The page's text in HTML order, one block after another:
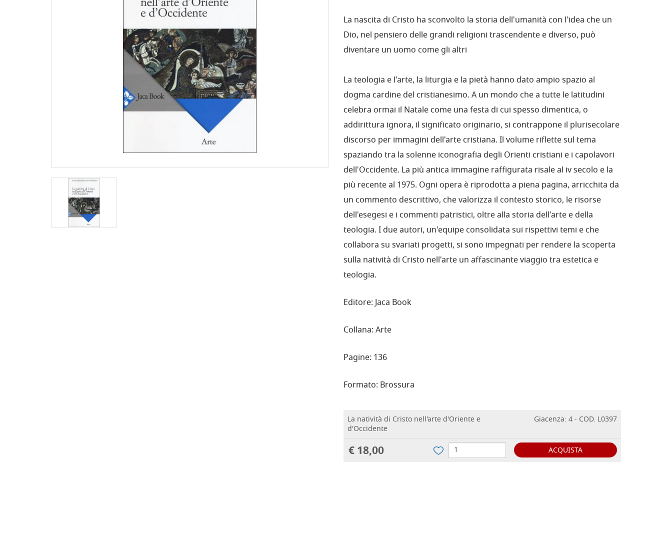
La nascita di Cristo ha sconvolto la storia dell'umanità con l'idea che un
Dio, nel pensiero delle grandi religioni trascendente e diverso, può
diventare un uomo come gli altri
La teologia e l'arte, la liturgia e la pietà hanno dato ampio spazio al
dogma cardine del cristianesimo. A un mondo che a tutte le latitudini
celebra ormai il Natale come una festa di cui spesso dimentica, o
addirittura ignora, il significato originario, si contrappone il plurisecolare
discorso per immagini dell'arte cristiana. Il volume riflette sul tema
spaziando tra la solenne iconografia degli Orienti cristiani e i capolavori
dell'Occidente. La più antica immagine raffigurata risale al iv secolo e la
più recente al 1975. Ogni opera è riprodotta a piena pagina, arricchita da
un commento descrittivo, che valorizza il contesto storico, le risorse
dell'esegesi e i commenti patristici, oltre alla storia dell'arte e della
teologia. I due autori, un'equipe consolidata sui rispettivi temi e che
collabora su svariati progetti, si sono impegnati per rendere la scoperta
sulla natività di Cristo nell'arte un affascinante viaggio tra estetica e
teologia.
Editore: Jaca Book
Collana: Arte
Pagine: 136
Formato: Brossura
La natività di Cristo nell'arte d'Oriente e
d'Occidente
Giacenza: 4 - COD. L0397
€ 18,00 ACQUISTA